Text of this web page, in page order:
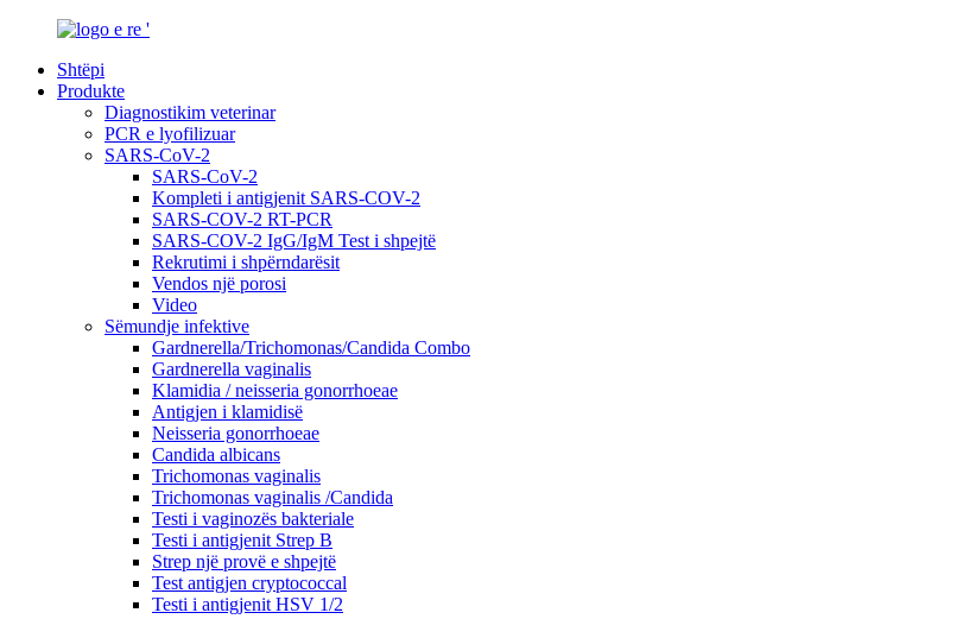
Shtëpi
Produkte
Diagnostikim veterinar
PCR e lyofilizuar
SARS-CoV-2
SARS-CoV-2
Kompleti i antigjenit SARS-COV-2
SARS-COV-2 RT-PCR
SARS-COV-2 IgG/IgM Test i shpejtë
Rekrutimi i shpërndarësit
Vendos një porosi
Video
Sëmundje infektive
Gardnerella/Trichomonas/Candida Combo
Gardnerella vaginalis
Klamidia / neisseria gonorrhoeae
Antigjen i klamidisë
Neisseria gonorrhoeae
Candida albicans
Trichomonas vaginalis
Trichomonas vaginalis /Candida
Testi i vaginozës bakteriale
Testi i antigjenit Strep B
Strep një provë e shpejtë
Test antigjen cryptococcal
Testi i antigjenit HSV 1/2